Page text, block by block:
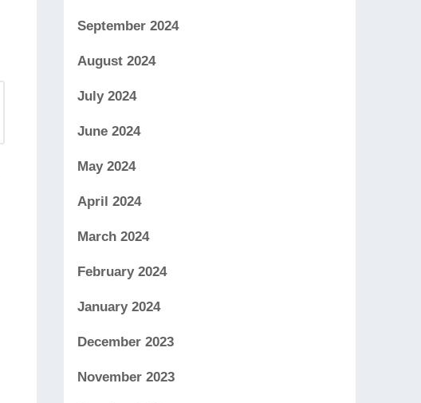
September 2024
August 2024
July 2024
June 2024
May 2024
April 2024
March 2024
February 2024
January 2024
December 2023
November 2023